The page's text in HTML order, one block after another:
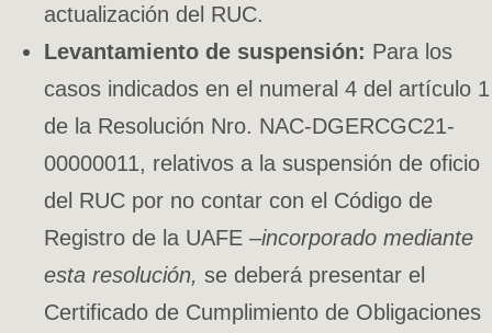
actualización del RUC.
Levantamiento de suspensión: Para los
casos indicados en el numeral 4 del artículo 1
de la Resolución Nro. NAC-DGERCGC21-
00000011, relativos a la suspensión de oficio
del RUC por no contar con el Código de
Registro de la UAFE –incorporado mediante
esta resolución, se deberá presentar el
Certificado de Cumplimiento de Obligaciones